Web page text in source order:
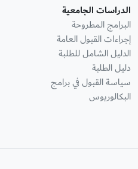
الدراسات الجامعية
البرامج المطروحة
إجراءات القبول العامة
الدليل الشامل للطلبة
دليل الطلبة
سياسة القبول في برامج
البكالوريوس